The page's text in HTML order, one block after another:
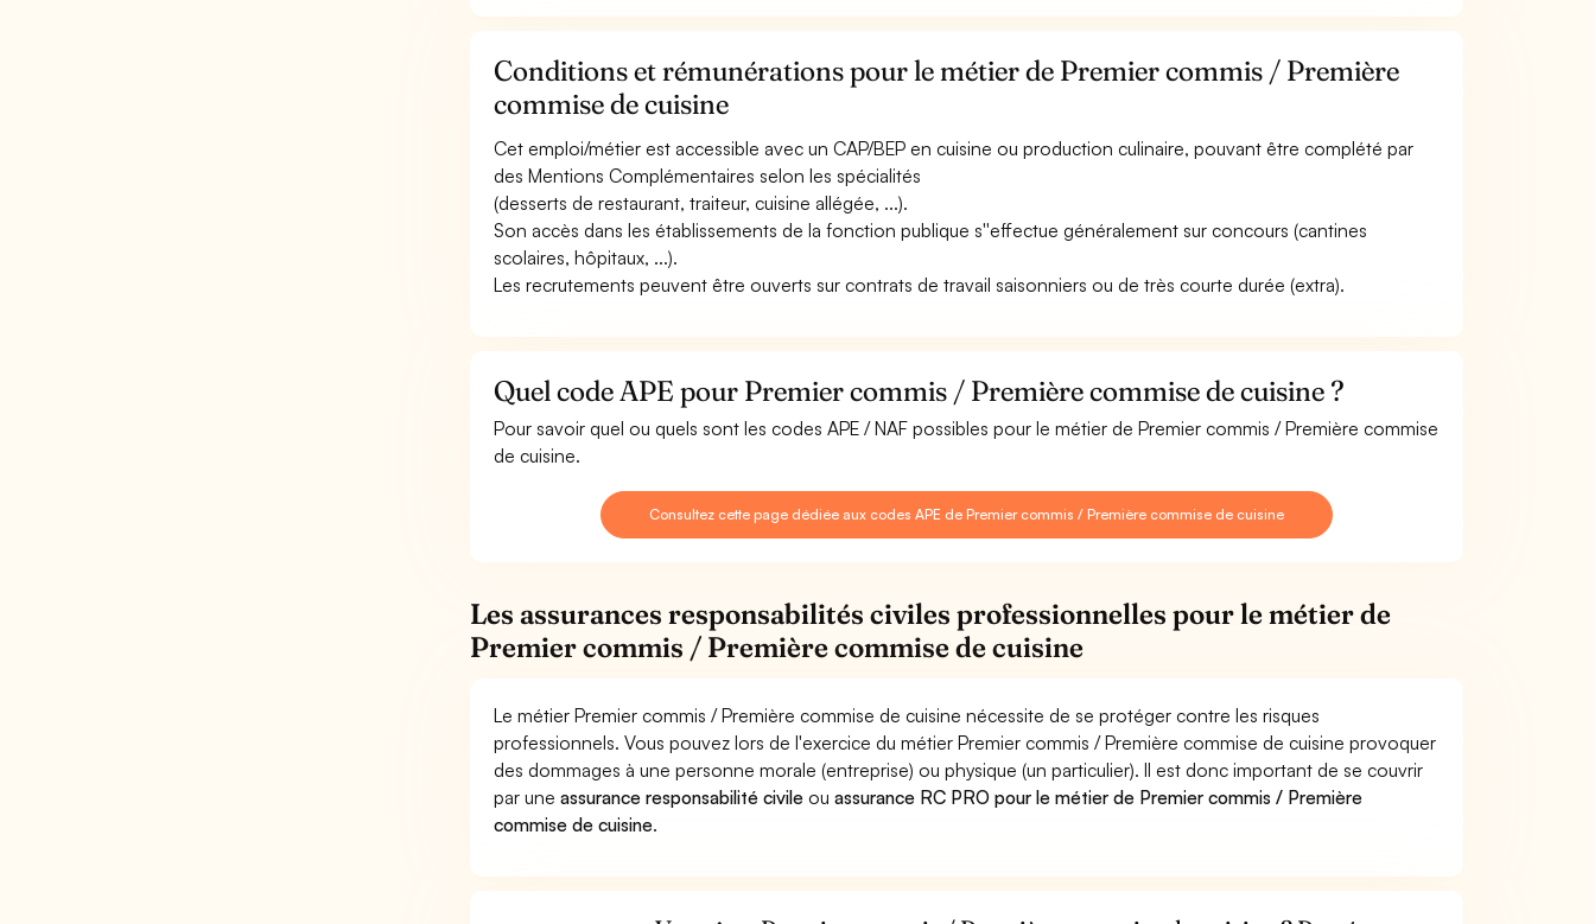
Conditions et rémunérations pour le métier de Premier commis / Première
commise de cuisine
Cet emploi/métier est accessible avec un CAP/BEP en cuisine ou production culinaire, pouvant être complété par
des Mentions Complémentaires selon les spécialités
(desserts de restaurant, traiteur, cuisine allégée, ...).
Son accès dans les établissements de la fonction publique s''effectue généralement sur concours (cantines
scolaires, hôpitaux, ...).
Les recrutements peuvent être ouverts sur contrats de travail saisonniers ou de très courte durée (extra).
Quel code APE pour Premier commis / Première commise de cuisine ?
Pour savoir quel ou quels sont les codes APE / NAF possibles pour le métier de Premier commis / Première commise
de cuisine.
Consultez cette page dédiée aux codes APE de Premier commis / Première commise de cuisine
Les assurances responsabilités civiles professionnelles pour le métier de
Premier commis / Première commise de cuisine
Le métier Premier commis / Première commise de cuisine nécessite de se protéger contre les risques
professionnels. Vous pouvez lors de l'exercice du métier Premier commis / Première commise de cuisine provoquer
des dommages à une personne morale (entreprise) ou physique (un particulier). Il est donc important de se couvrir
par uneassurance responsabilité civile ouassurance RC PRO pour le métier de Premier commis / Première
commise de cuisine.